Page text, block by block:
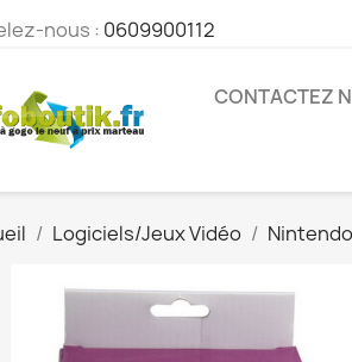
nous : 0609900112
CONTACTEZ
Logiciels/Jeux Vidéo Nintendo